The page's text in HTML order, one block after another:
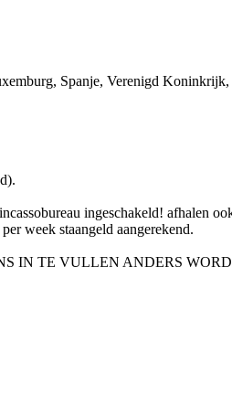
Spanje, Verenigd Koninkrijk,
ingeschakeld! afhalen
week staangeld aangerekend.
IN TE VULLEN ANDERS